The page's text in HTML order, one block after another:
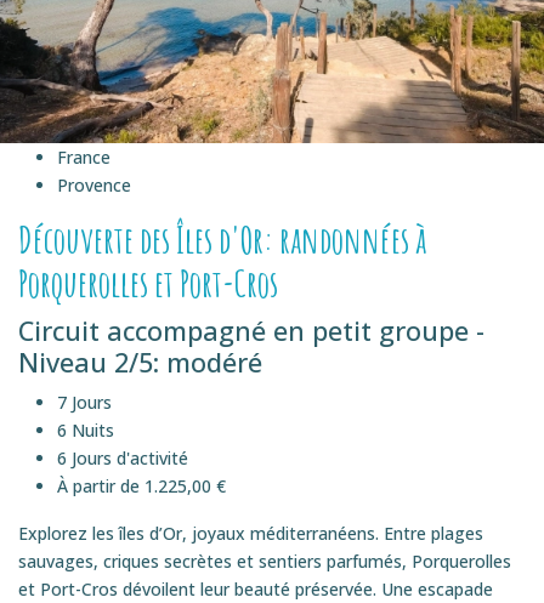
France
Provence
Découverte des Îles d'Or: randonnées à
Porquerolles et Port-Cros
Circuit accompagné en petit groupe -
Niveau 2/5: modéré
7 Jours
6 Nuits
6 Jours d'activité
À partir de 1.225,00 €
Explorez les îles d’Or, joyaux méditerranéens. Entre plages
sauvages, criques secrètes et sentiers parfumés, Porquerolles
et Port-Cros dévoilent leur beauté préservée. Une escapade